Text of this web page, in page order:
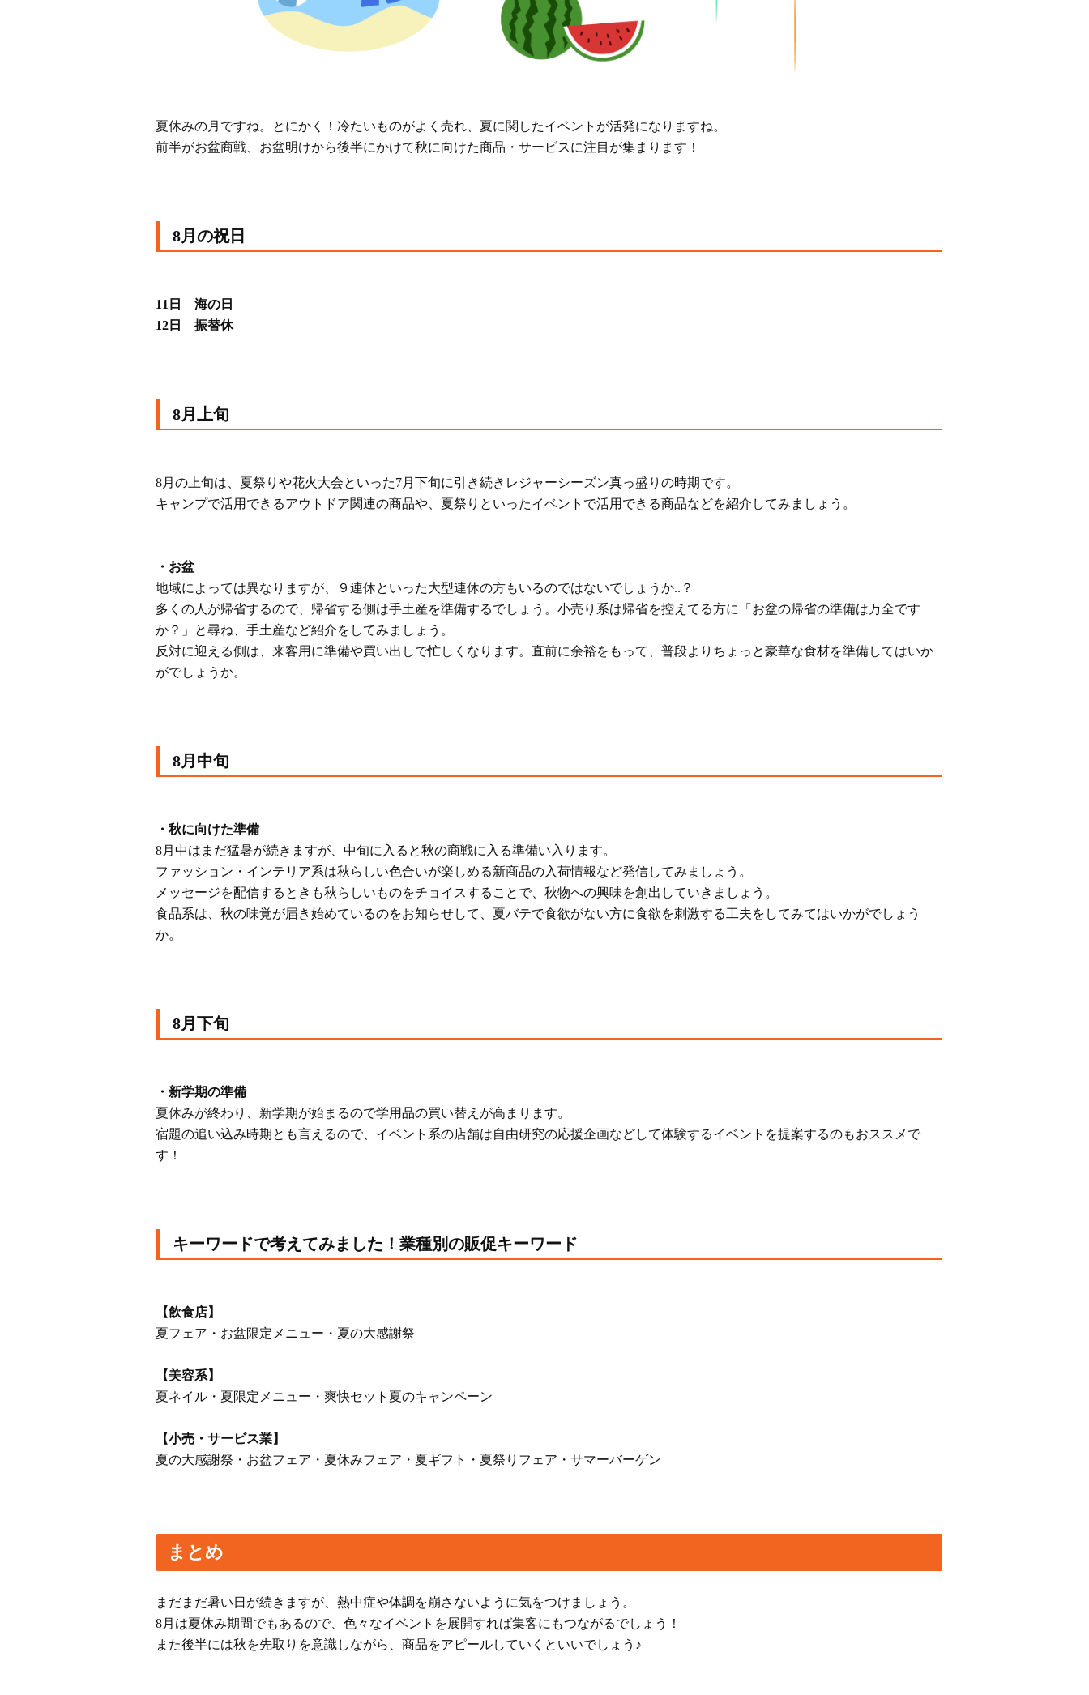
夏休みの月ですね。とにかく！冷たいものがよく売れ、夏に関したイベントが活発になりますね。
前半がお盆商戦、お盆明けから後半にかけて秋に向けた商品・サービスに注目が集まります！
8月の祝日
11日 海の日
12日 振替休
8月上旬
8月の上旬は、夏祭りや花火大会といった7月下旬に引き続きレジャーシーズン真っ盛りの時期です。
キャンプで活用できるアウトドア関連の商品や、夏祭りといったイベントで活用できる商品などを紹介してみましょう。
・お盆
地域によっては異なりますが、９連休といった大型連休の方もいるのではないでしょうか..？
多くの人が帰省するので、帰省する側は手土産を準備するでしょう。小売り系は帰省を控えてる方に「お盆の帰省の準備は万全です
か？」と尋ね、手土産など紹介をしてみましょう。
反対に迎える側は、来客用に準備や買い出しで忙しくなります。直前に余裕をもって、普段よりちょっと豪華な食材を準備してはいか
がでしょうか。
8月中旬
・秋に向けた準備
8月中はまだ猛暑が続きますが、中旬に入ると秋の商戦に入る準備い入ります。
ファッション・インテリア系は秋らしい色合いが楽しめる新商品の入荷情報など発信してみましょう。
メッセージを配信するときも秋らしいものをチョイスすることで、秋物への興味を創出していきましょう。
食品系は、秋の味覚が届き始めているのをお知らせして、夏バテで食欲がない方に食欲を刺激する工夫をしてみてはいかがでしょう
か。
8月下旬
・新学期の準備
夏休みが終わり、新学期が始まるので学用品の買い替えが高まります。
宿題の追い込み時期とも言えるので、イベント系の店舗は自由研究の応援企画などして体験するイベントを提案するのもおススメで
す！
キーワードで考えてみました！業種別の販促キーワード
【飲食店】
夏フェア・お盆限定メニュー・夏の大感謝祭
【美容系】
夏ネイル・夏限定メニュー・爽快セット夏のキャンペーン
【小売・サービス業】
夏の大感謝祭・お盆フェア・夏休みフェア・夏ギフト・夏祭りフェア・サマーバーゲン
まとめ
まだまだ暑い日が続きますが、熱中症や体調を崩さないように気をつけましょう。
8月は夏休み期間でもあるので、色々なイベントを展開すれば集客にもつながるでしょう！
また後半には秋を先取りを意識しながら、商品をアピールしていくといいでしょう♪